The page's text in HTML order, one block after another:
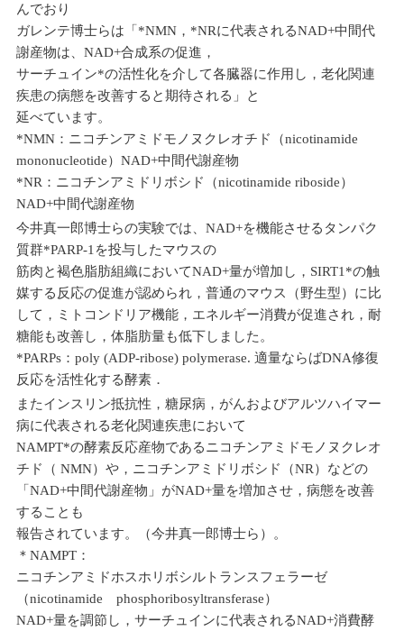
んでおり
ガレンテ博士らは「*NMN，*NRに代表されるNAD+中間代
謝産物は、NAD+合成系の促進，
サーチュイン*の活性化を介して各臓器に作用し，老化関連
疾患の病態を改善すると期待される」と
延べています。
*NMN：ニコチンアミドモノヌクレオチド（nicotinamide
mononucleotide）NAD+中間代謝産物
*NR：ニコチンアミドリボシド（nicotinamide riboside）
NAD+中間代謝産物
今井真一郎博士らの実験では、NAD+を機能させるタンパク
質群*PARP-1を投与したマウスの
筋肉と褐色脂肪組織においてNAD+量が増加し，SIRT1*の触
媒する反応の促進が認められ，普通のマウス（野生型）に比
して，ミトコンドリア機能，エネルギー消費が促進され，耐
糖能も改善し，体脂肪量も低下しました。
*PARPs：poly (ADP-ribose) polymerase. 適量ならばDNA修復
反応を活性化する酵素．
またインスリン抵抗性，糖尿病，がんおよびアルツハイマー
病に代表される老化関連疾患において
NAMPT*の酵素反応産物であるニコチンアミドモノヌクレオ
チド（ NMN）や，ニコチンアミドリボシド（NR）などの
「NAD+中間代謝産物」がNAD+量を増加させ，病態を改善
することも
報告されています。（今井真一郎博士ら）。
＊NAMPT：
ニコチンアミドホスホリボシルトランスフェラーゼ
（nicotinamide phosphoribosyltransferase）
NAD+量を調節し，サーチュインに代表されるNAD+消費酵